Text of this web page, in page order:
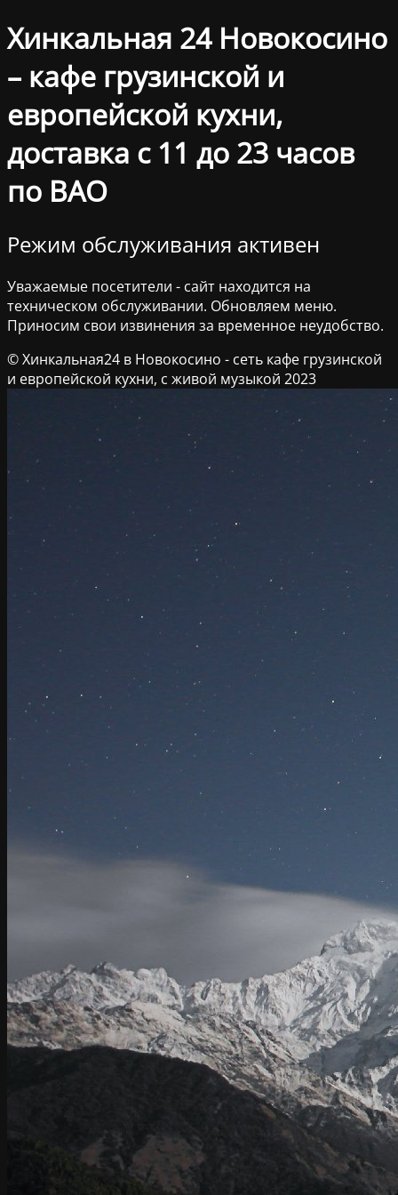
Хинкальная 24 Новокосино
– кафе грузинской и
европейской кухни,
доставка с 11 до 23 часов
по ВАО
Режим обслуживания активен
Уважаемые посетители - сайт находится на
техническом обслуживании. Обновляем меню.
Приносим свои извинения за временное неудобство.
© Хинкальная24 в Новокосино - сеть кафе грузинской
и европейской кухни, с живой музыкой 2023